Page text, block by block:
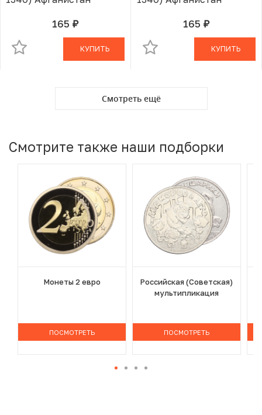
165 руб.В КОРЗИНЕ
КУПИТЬ
165 руб.В КОРЗИНЕ
КУПИТЬ
Смотреть ещё
Смотрите также наши подборки
Монеты 2 евро
ПОСМОТРЕТЬ
Российская (Советская)
мультипликация
ПОСМОТРЕТЬ